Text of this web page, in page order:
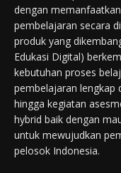
dengan
pembelajaran secara
produk yang
Edukasi Digital)
kebutuhan proses
pembelajaran lengkap
hingga kegiatan
hybrid baik dengan
untuk mewujudkan
pelosok Indonesia.